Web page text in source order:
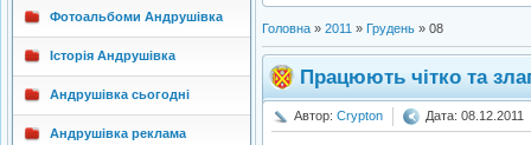
Фотоальбоми Андрушівка
Історія Андрушівка
Андрушівка сьогодні
Андрушівка реклама
Головна » 2011 » Грудень » 08
Працюють чітко та
Автор: Crypton Дата: 08.12.2011